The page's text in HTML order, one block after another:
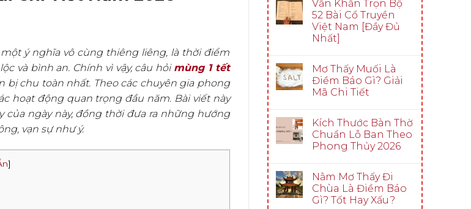
ý nghĩa vô cùng thiêng liêng, là thời điểm
và bình an. Chính vì vậy, câu hỏi mùng 1 tết
chu toàn nhất. Theo các chuyên gia phong
hoạt động quan trọng đầu năm. Bài viết này
ngày này, đồng thời đưa ra những hướng
vạn sự như ý.
]
Văn Khấn Trọn Bộ
52 Bài Cổ Truyền
Việt Nam [Đầy Đủ
Nhất]
Mơ Thấy Muối Là
Điềm Báo Gì? Giải
Mã Chi Tiết
Kích Thước Bàn Thờ
Chuẩn Lỗ Ban Theo
Phong Thủy 2026
Nằm Mơ Thấy Đi
Chùa Là Điềm Báo
Gì? Tốt Hay Xấu?